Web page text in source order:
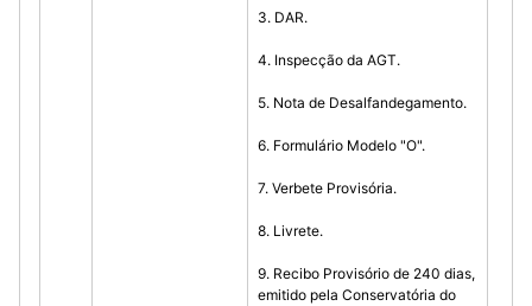
3. DAR.
4. Inspecção da AGT.
5. Nota de Desalfandegamento.
6. Formulário Modelo "O".
7. Verbete Provisória.
8. Livrete.
9. Recibo Provisório de 240 dias,
emitido pela Conservatória do